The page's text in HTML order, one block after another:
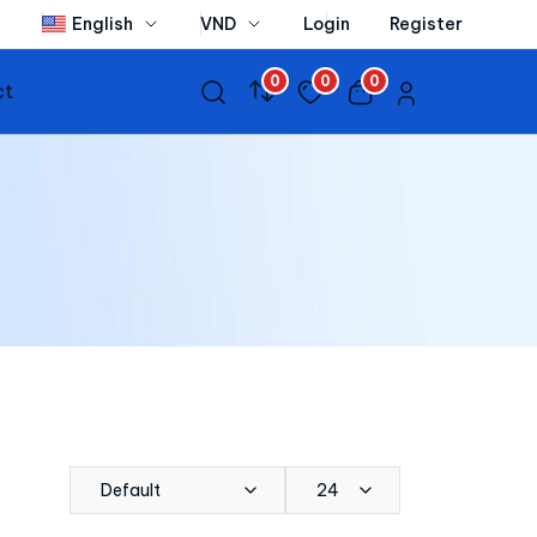
English VND Login Register
0 0 0
Default 24